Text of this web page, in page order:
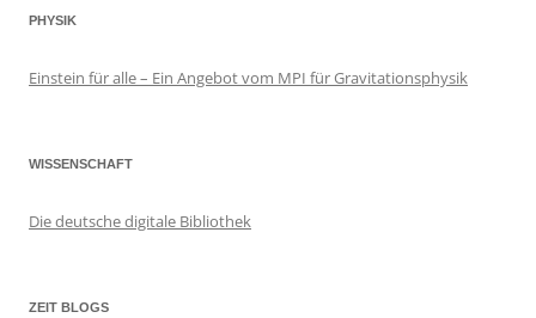
PHYSIK
Einstein für alle – Ein Angebot vom MPI für Gravitationsphysik
WISSENSCHAFT
Die deutsche digitale Bibliothek
ZEIT BLOGS